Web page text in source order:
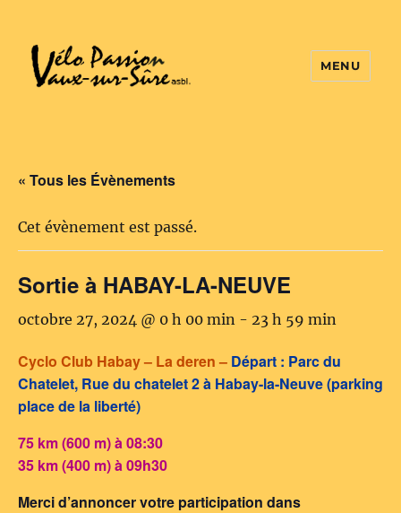
MENU
« Tous les Évènements
Cet évènement est passé.
Sortie à HABAY-LA-NEUVE
octobre 27, 2024 @ 0 h 00 min - 23 h 59 min
Cyclo Club Habay – La deren – Départ : Parc du
Chatelet, Rue du chatelet 2 à Habay-la-Neuve (parking
place de la liberté)
75 km (600 m) à 08:30
35 km (400 m) à 09h30
Merci d’annoncer votre participation dans